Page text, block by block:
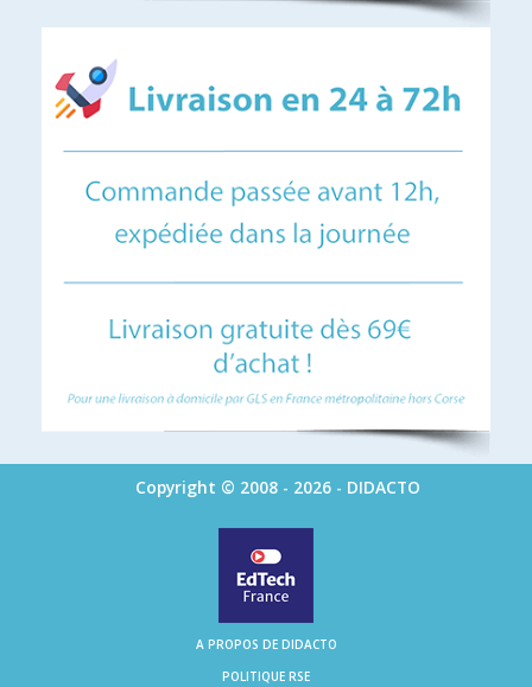
Copyright © 2008 - 2026 - DIDACTO
A PROPOS DE DIDACTO
POLITIQUE RSE